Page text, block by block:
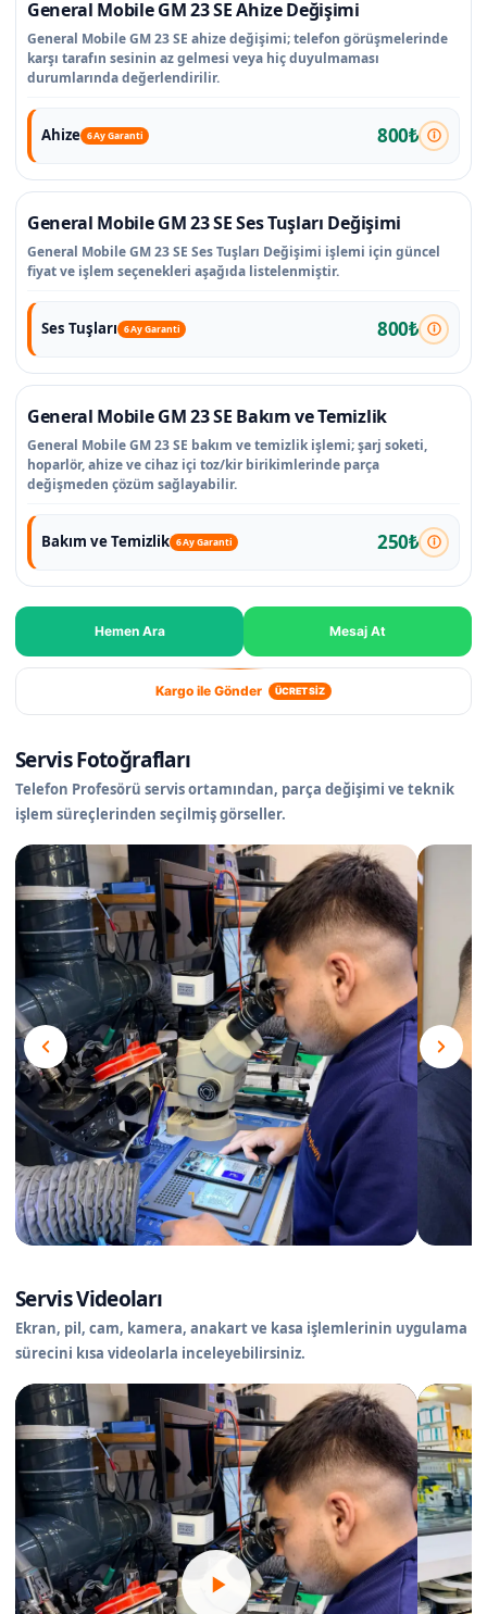
General Mobile GM 23 SE Ahize Değişimi
General Mobile GM 23 SE ahize değişimi; telefon görüşmelerinde
karşı tarafın sesinin az gelmesi veya hiç duyulmaması
durumlarında değerlendirilir.
Ahize 6 Ay Garanti 800₺
General Mobile GM 23 SE Ses Tuşları Değişimi
General Mobile GM 23 SE Ses Tuşları Değişimi işlemi için güncel
fiyat ve işlem seçenekleri aşağıda listelenmiştir.
Ses Tuşları 6 Ay Garanti 800₺
General Mobile GM 23 SE Bakım ve Temizlik
General Mobile GM 23 SE bakım ve temizlik işlemi; şarj soketi,
hoparlör, ahize ve cihaz içi toz/kir birikimlerinde parça
değişmeden çözüm sağlayabilir.
Bakım ve Temizlik 6 Ay Garanti 250₺
Hemen Ara Mesaj At
Kargo ile Gönder ÜCRETSİZ
Servis Fotoğrafları
Telefon Profesörü servis ortamından, parça değişimi ve teknik
işlem süreçlerinden seçilmiş görseller.
Servis Videoları
Ekran, pil, cam, kamera, anakart ve kasa işlemlerinin uygulama
sürecini kısa videolarla inceleyebilirsiniz.